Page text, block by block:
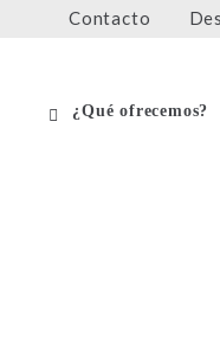
Contacto
¿Qué ofrecemos?